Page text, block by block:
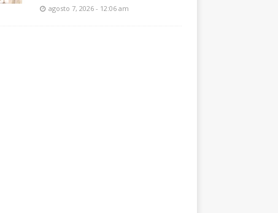
agosto 7, 2026 - 12:06 am